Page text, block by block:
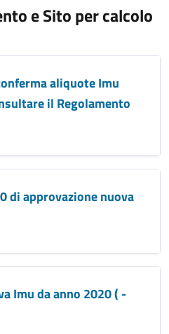
e Sito per calcolo
aliquote Imu
il Regolamento
di approvazione nuova
Imu da anno 2020 ( -